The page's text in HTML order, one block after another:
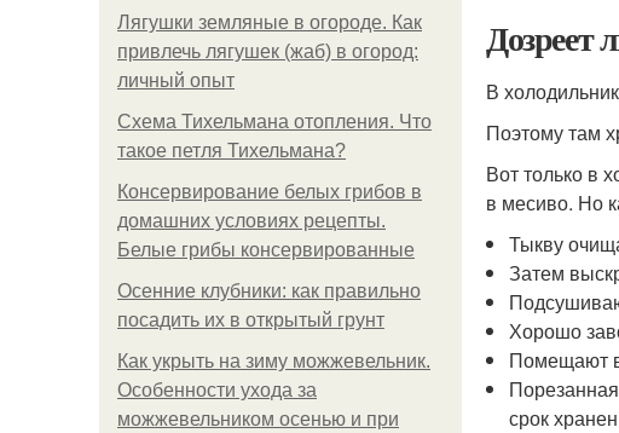
Лягушки земляные в огороде. Как
привлечь лягушек (жаб) в огород:
личный опыт
Схема Тихельмана отопления. Что
такое петля Тихельмана?
Консервирование белых грибов в
домашних условиях рецепты.
Белые грибы консервированные
Осенние клубники: как правильно
посадить их в открытый грунт
Как укрыть на зиму можжевельник.
Особенности ухода за
можжевельником осенью и при
Дозреет
В
Поэтому там
Вот только в
в месиво. Но
Тыкву
Затем
Хорошо
Помещают
срок